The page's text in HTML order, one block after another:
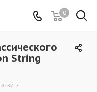
0
String
-